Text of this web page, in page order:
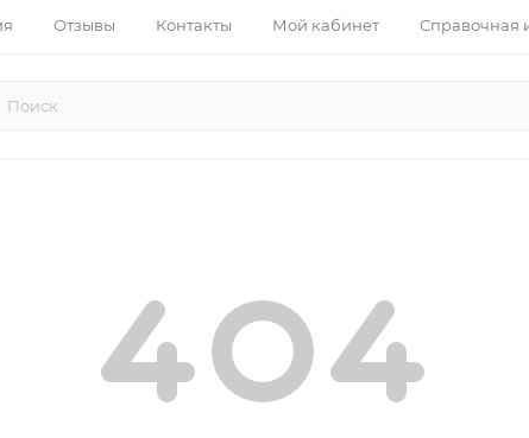
Отзывы Контакты Мой кабинет Справочная